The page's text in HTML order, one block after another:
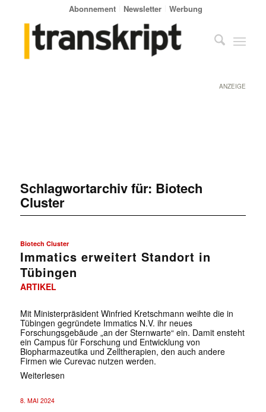
Abonnement Newsletter Werbung
ANZEIGE
Schlagwortarchiv für: Biotech
Cluster
Biotech Cluster
Immatics erweitert Standort in
Tübingen
ARTIKEL
Mit Ministerpräsident Winfried Kretschmann weihte die in
Tübingen gegründete Immatics N.V. ihr neues
Forschungsgebäude „an der Sternwarte“ ein. Damit ensteht
ein Campus für Forschung und Entwicklung von
Biopharmazeutika und Zelltherapien, den auch andere
Firmen wie Curevac nutzen werden.
Weiterlesen
8. MAI 2024